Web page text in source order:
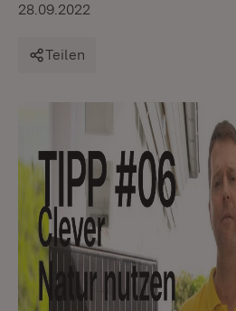
28.09.2022
Teilen